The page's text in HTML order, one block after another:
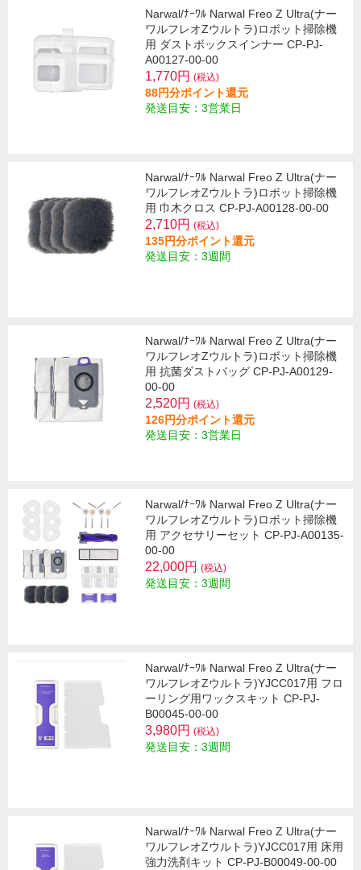
Narwal/ﾅｰﾜﾙ Narwal Freo Z Ultra(ナー
ワルフレオZウルトラ)ロボット掃除機
用 ダストボックスインナー CP-PJ-
A00127-00-00
1,770円 (税込)
88円分ポイント還元
発送目安：3営業日
Narwal/ﾅｰﾜﾙ Narwal Freo Z Ultra(ナー
ワルフレオZウルトラ)ロボット掃除機
用 巾木クロス CP-PJ-A00128-00-00
2,710円 (税込)
135円分ポイント還元
発送目安：3週間
Narwal/ﾅｰﾜﾙ Narwal Freo Z Ultra(ナー
ワルフレオZウルトラ)ロボット掃除機
用 抗菌ダストバッグ CP-PJ-A00129-
00-00
2,520円 (税込)
126円分ポイント還元
発送目安：3営業日
Narwal/ﾅｰﾜﾙ Narwal Freo Z Ultra(ナー
ワルフレオZウルトラ)ロボット掃除機
用 アクセサリーセット CP-PJ-A00135-
00-00
22,000円 (税込)
発送目安：3週間
Narwal/ﾅｰﾜﾙ Narwal Freo Z Ultra(ナー
ワルフレオZウルトラ)YJCC017用 フロ
ーリング用ワックスキット CP-PJ-
B00045-00-00
3,980円 (税込)
発送目安：3週間
Narwal/ﾅｰﾜﾙ Narwal Freo Z Ultra(ナー
ワルフレオZウルトラ)YJCC017用 床用
強力洗剤キット CP-PJ-B00049-00-00